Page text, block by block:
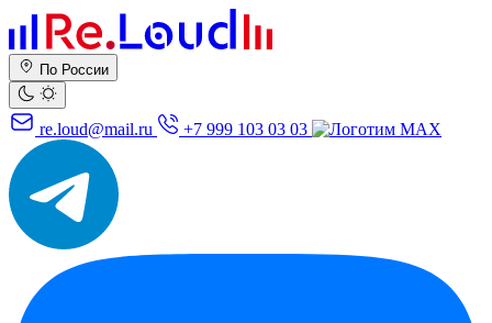
По России
re.loud@mail.ru +7 999 103 03 03